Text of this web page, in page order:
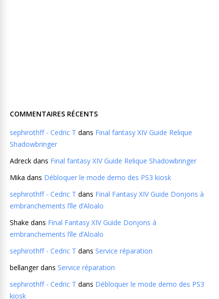
COMMENTAIRES RÉCENTS
sephirothff - Cedric T dans Final fantasy XIV Guide Relique
Shadowbringer
Adreck dans Final fantasy XIV Guide Relique Shadowbringer
Mika dans Débloquer le mode demo des PS3 kiosk
sephirothff - Cedric T dans Final Fantasy XIV Guide Donjons à
embranchements l’île d’Aloalo
Shake dans Final Fantasy XIV Guide Donjons à
embranchements l’île d’Aloalo
sephirothff - Cedric T dans Service réparation
bellangerdans Service réparation
sephirothff - Cedric T dans Débloquer le mode demo des PS3
kiosk